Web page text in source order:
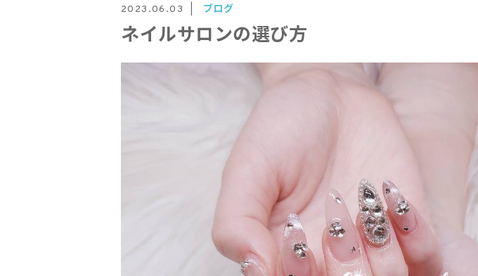
2023.06.03 ブログ
ネイルサロンの選び方